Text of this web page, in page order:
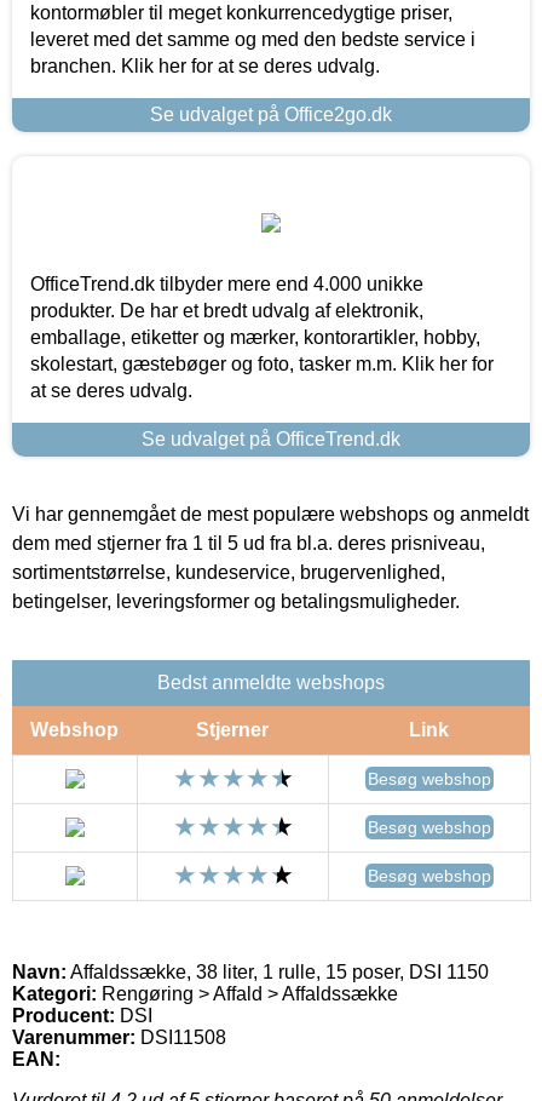
kontormøbler til meget konkurrencedygtige priser,
leveret med det samme og med den bedste service i
branchen. Klik her for at se deres udvalg.
Se udvalget på Office2go.dk
OfficeTrend.dk tilbyder mere end 4.000 unikke
produkter. De har et bredt udvalg af elektronik,
emballage, etiketter og mærker, kontorartikler, hobby,
skolestart, gæstebøger og foto, tasker m.m. Klik her for
at se deres udvalg.
Se udvalget på OfficeTrend.dk
Vi har gennemgået de mest populære webshops og anmeldt
dem med stjerner fra 1 til 5 ud fra bl.a. deres prisniveau,
sortimentstørrelse, kundeservice, brugervenlighed,
betingelser, leveringsformer og betalingsmuligheder.
Bedst anmeldte webshops
Webshop Stjerner Link
Besøg webshop
Besøg webshop
Besøg webshop
Navn: Affaldssække, 38 liter, 1 rulle, 15 poser, DSI 1150
Kategori: Rengøring > Affald > Affaldssække
Producent: DSI
Varenummer: DSI11508
EAN: